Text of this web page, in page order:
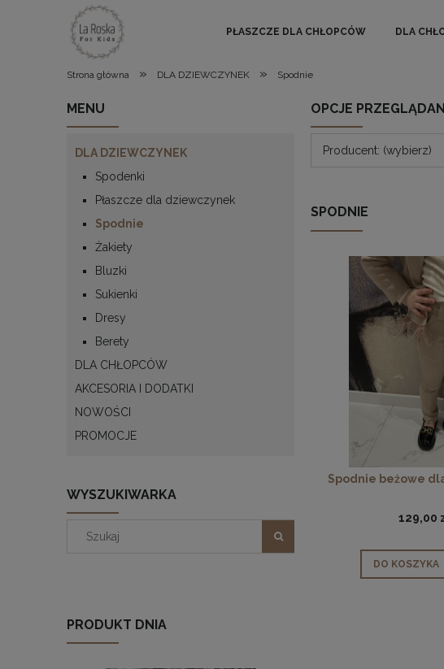
PŁASZCZE DLA CHŁOPCÓW DLA
Strona główna » DLA DZIEWCZYNEK » Spodnie
MENU
DLA DZIEWCZYNEK
Spodenki
Płaszcze dla dziewczynek
Spodnie
Żakiety
Bluzki
Sukienki
Dresy
Berety
DLA CHŁOPCÓW
AKCESORIA I DODATKI
NOWOŚCI
PROMOCJE
WYSZUKIWARKA
PRODUKT DNIA
OPCJE
Producent: (wybierz)
SPODNIE
Spodnie beżowe
129,00
DO KOSZYKA